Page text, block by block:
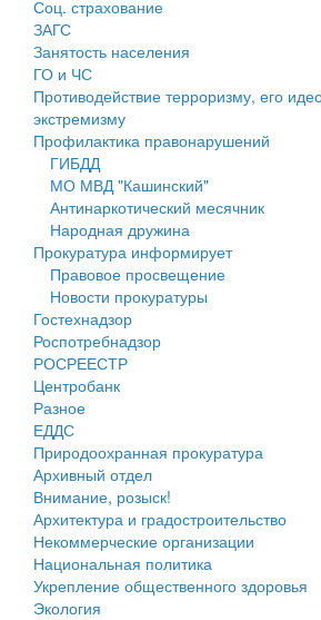
Персональные данные
Оценка регулирующего воздействия
Деятельность МУ
Нормативы градостроительного
Правила землепользования и
Генеральные планы
Проекты планировки территории
Собрание депутатов
Городское поселение
Сельские поселения
Соц. страхование
ЗАГС
Занятость населения
ГО и ЧС
Противодействие терроризму, его
экстремизму
Профилактика правонарушений
ГИБДД
МО МВД "Кашинский"
Антинаркотический месячник
Народная дружина
Прокуратура информирует
Правовое просвещение
Новости прокуратуры
Гостехнадзор
Роспотребнадзор
РОСРЕЕСТР
Центробанк
Разное
ЕДДС
Природоохранная прокуратура
Архивный отдел
Внимание, розыск!
Архитектура и градостроительство
Некоммерческие организации
Национальная политика
Укрепление общественного здоровья
Экология